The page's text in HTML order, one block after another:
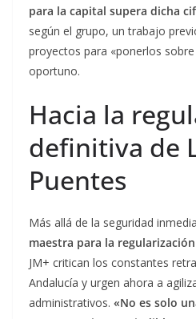
para la capital supera dicha
según el grupo, un trabajo
proyectos para «ponerlos
oportuno.
Hacia la
definitiva de
Puentes
Más allá de la seguridad
maestra para la
JM+ critican los constantes
Andalucía y urgen ahora a
administrativos. «No es solo